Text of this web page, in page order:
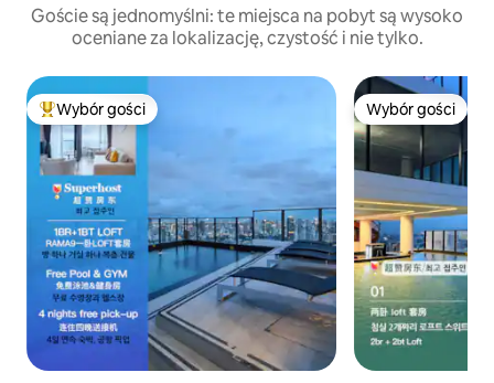
Goście są jednomyślni: te miejsca na pobyt są wysoko
oceniane za lokalizację, czystość i nie tylko.
Najpopularniejsze z kategorii Wybór gości
Wybór gości Wybór gości
Wybór gości